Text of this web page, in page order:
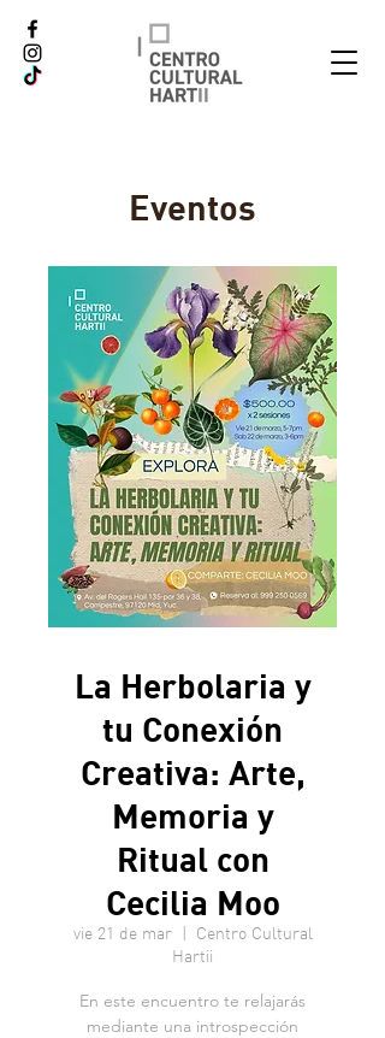
Eventos
La Herbolaria y
tu Conexión
Creativa: Arte,
Memoria y
Ritual con
Cecilia Moo
vie 21 de mar
  |
Centro Cultural
Hartii
En este encuentro te relajarás
mediante una introspección